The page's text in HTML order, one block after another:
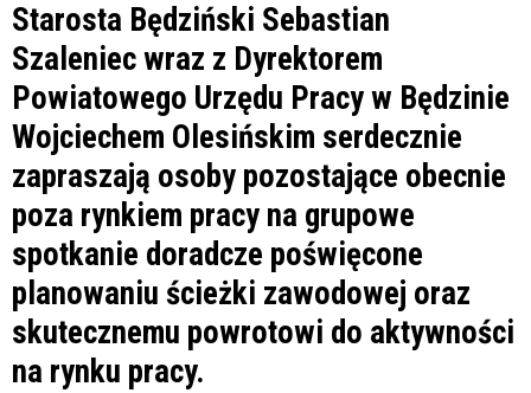
Starosta Będziński Sebastian
Szaleniec wraz z Dyrektorem
Powiatowego Urzędu Pracy w Będzinie
Wojciechem Olesińskim serdecznie
zapraszają osoby pozostające obecnie
poza rynkiem pracy na grupowe
spotkanie doradcze poświęcone
planowaniu ścieżki zawodowej oraz
skutecznemu powrotowi do aktywności
na rynku pracy.